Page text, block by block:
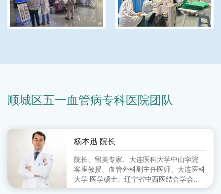
顺城区五一血管病专科医院团队
杨本迅 院长
院长、留美专家、大连医科大学中山学院
客座教授、血管外科副主任医师、大连医科
大学 医学硕士、辽宁省中西医结合学会周
围血管病分会 委员、大连市中西医结合学